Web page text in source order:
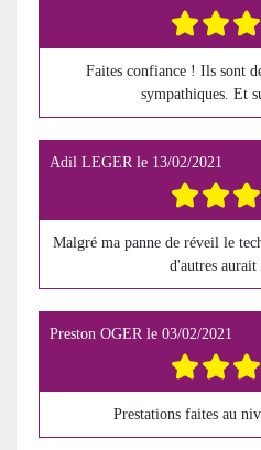
Faites confiance ! Ils sont
sympathiques. Et
Adil LEGER le 13/02/2021
Malgré ma panne de réveil le
d'autres
Preston OGERle 03/02/2021
Prestations faites au